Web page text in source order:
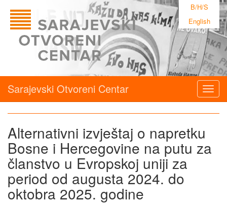
B/H/S
English
Sarajevski Otvoreni Centar
Alternativni izvještaj o napretku
Bosne i Hercegovine na putu za
članstvo u Evropskoj uniji za
period od augusta 2024. do
oktobra 2025. godine